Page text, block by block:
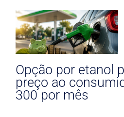
Opção por etanol
preço ao
300 por mês